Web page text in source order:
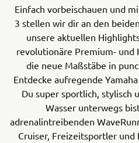
Einfach vorbeischauen und
3 stellen wir dir an den
unsere aktuellen
revolutionäre Premium- und
die neue Maßstäbe in
Entdecke aufregende
Du super sportlich, stylisch
Wasser unterwegs
adrenalintreibenden
Cruiser, Freizeitsportler und